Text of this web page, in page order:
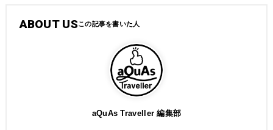
ABOUT US
aQuAs Traveller 編集部